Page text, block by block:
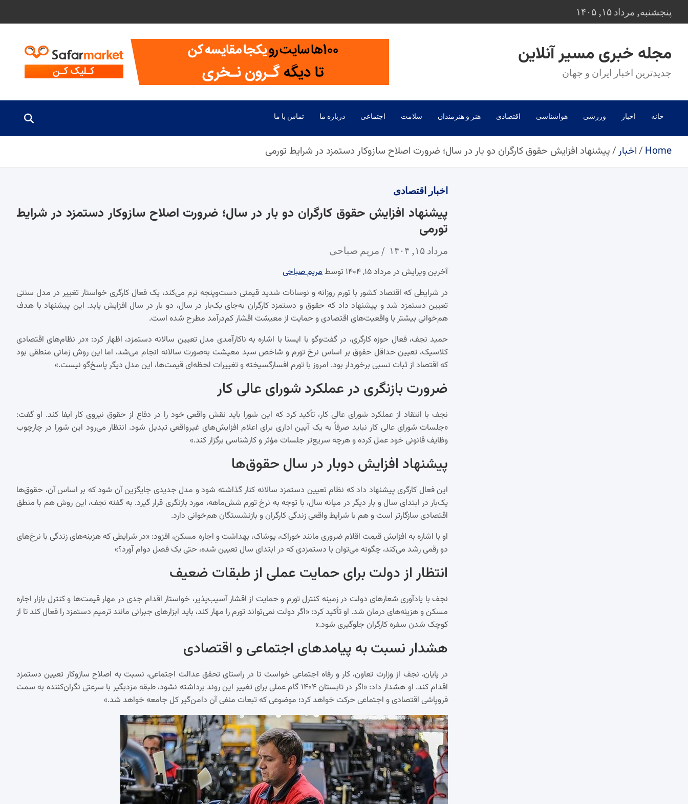
to
پنجشنبه, مرداد ۱۵, ۱۴۰۵
مجله خبری مسیر آنلاین
جدیدترین اخبار ایران و جهان
خانه اخبار ورزشی هواشناسی اقتصادی هنر و هنرمندان سلامت اجتماعی درباره ما تماس با ما
Home اخبار پیشنهاد افزایش حقوق کارگران دو بار در سال؛ ضرورت اصلاح سازوکار دستمزد در شرایط تورمی
اخبار اقتصادی
پیشنهاد افزایش حقوق کارگران دو بار در سال؛ ضرورت اصلاح سازوکار دستمزد در شرایط
تورمی
مرداد ۱۵, ۱۴۰۴ مریم صباحی
آخرین ویرایش در مرداد ۱۵, ۱۴۰۴ توسط
مریم صباحی
در شرایطی که اقتصاد کشور با تورم روزانه و نوسانات شدید قیمتی دست‌وپنجه نرم می‌کند، یک فعال کارگری خواستار تغییر در مدل سنتی
تعیین دستمزد شد و پیشنهاد داد که حقوق و دستمزد کارگران به‌جای یک‌بار در سال، دو بار در سال افزایش یابد. این پیشنهاد با هدف
هم‌خوانی بیشتر با واقعیت‌های اقتصادی و حمایت از معیشت اقشار کم‌درآمد مطرح شده است.
حمید نجف، فعال حوزه کارگری، در گفت‌وگو با ایسنا با اشاره به ناکارآمدی مدل تعیین سالانه دستمزد، اظهار کرد: «در نظام‌های اقتصادی
کلاسیک، تعیین حداقل حقوق بر اساس نرخ تورم و شاخص سبد معیشت به‌صورت سالانه انجام می‌شد، اما این روش زمانی منطقی بود
که اقتصاد از ثبات نسبی برخوردار بود. امروز با تورم افسارگسیخته و تغییرات لحظه‌ای قیمت‌ها، این مدل دیگر پاسخ‌گو نیست.»
ضرورت بازنگری در عملکرد شورای عالی کار
نجف با انتقاد از عملکرد شورای عالی کار، تأکید کرد که این شورا باید نقش واقعی خود را در دفاع از حقوق نیروی کار ایفا کند. او گفت:
«جلسات شورای عالی کار نباید صرفاً به یک آیین اداری برای اعلام افزایش‌های غیرواقعی تبدیل شود. انتظار می‌رود این شورا در چارچوب
وظایف قانونی خود عمل کرده و هرچه سریع‌تر جلسات مؤثر و کارشناسی برگزار کند.»
پیشنهاد افزایش دوبار در سال حقوق‌ها
این فعال کارگری پیشنهاد داد که نظام تعیین دستمزد سالانه کنار گذاشته شود و مدل جدیدی جایگزین آن شود که بر اساس آن، حقوق‌ها
یک‌بار در ابتدای سال و بار دیگر در میانه سال، با توجه به نرخ تورم شش‌ماهه، مورد بازنگری قرار گیرد. به گفته نجف، این روش هم با منطق
اقتصادی سازگارتر است و هم با شرایط واقعی زندگی کارگران و بازنشستگان هم‌خوانی دارد.
او با اشاره به افزایش قیمت اقلام ضروری مانند خوراک، پوشاک، بهداشت و اجاره مسکن، افزود: «در شرایطی که هزینه‌های زندگی با نرخ‌های
دو رقمی رشد می‌کند، چگونه می‌توان با دستمزدی که در ابتدای سال تعیین شده، حتی یک فصل دوام آورد؟»
انتظار از دولت برای حمایت عملی از طبقات ضعیف
نجف با یادآوری شعارهای دولت در زمینه کنترل تورم و حمایت از اقشار آسیب‌پذیر، خواستار اقدام جدی در مهار قیمت‌ها و کنترل بازار اجاره
مسکن و هزینه‌های درمان شد. او تأکید کرد: «اگر دولت نمی‌تواند تورم را مهار کند، باید ابزارهای جبرانی مانند ترمیم دستمزد را فعال کند تا از
کوچک شدن سفره کارگران جلوگیری شود.»
هشدار نسبت به پیامدهای اجتماعی و اقتصادی
در پایان، نجف از وزارت تعاون، کار و رفاه اجتماعی خواست تا در راستای تحقق عدالت اجتماعی، نسبت به اصلاح سازوکار تعیین دستمزد
اقدام کند. او هشدار داد: «اگر در تابستان ۱۴۰۴ گام عملی برای تغییر این روند برداشته نشود، طبقه مزدبگیر با سرعتی نگران‌کننده به سمت
فروپاشی اقتصادی و اجتماعی حرکت خواهد کرد؛ موضوعی که تبعات منفی آن دامن‌گیر کل جامعه خواهد شد.»